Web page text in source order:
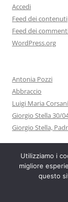
Accedi
Feed dei contenuti
Feed dei
WordPress.org
Antonia Pozzi
Abbraccio
Luigi Maria
Giorgio Stella 30/
Giorgio Stella,
Utilizziamo i
migliore
questo